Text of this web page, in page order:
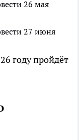
26 мая
27 июня
году пройдёт